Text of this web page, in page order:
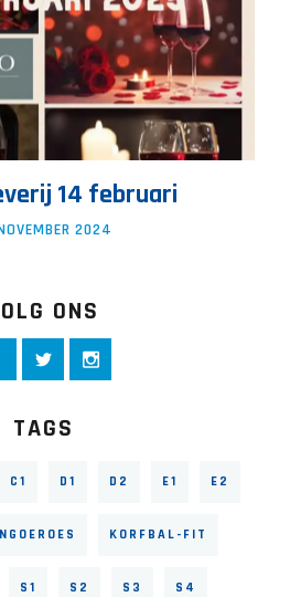
14 februari
2024
ONS
TAGS
C1 D1 D2 E1 E2
KORFBAL-FIT
S1 S2 S3 S4